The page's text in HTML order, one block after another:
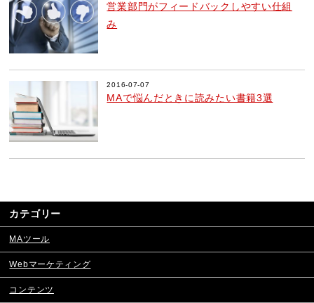
営業部門がフィードバックしやすい仕組
み
2016-07-07
MAで悩んだときに読みたい書籍3選
カテゴリー
MAツール
Webマーケティング
コンテンツ